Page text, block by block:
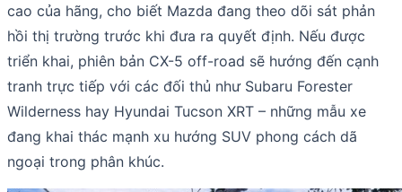
cao của hãng, cho biết Mazda đang theo dõi sát phản
hồi thị trường trước khi đưa ra quyết định. Nếu được
triển khai, phiên bản CX-5 off-road sẽ hướng đến cạnh
tranh trực tiếp với các đối thủ như Subaru Forester
Wilderness hay Hyundai Tucson XRT – những mẫu xe
đang khai thác mạnh xu hướng SUV phong cách dã
ngoại trong phân khúc.